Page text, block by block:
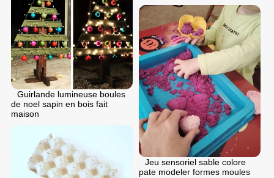
Guirlande lumineuse boules
de noel sapin en bois fait
maison
Jeu sensoriel sable colore
pate modeler formes moules